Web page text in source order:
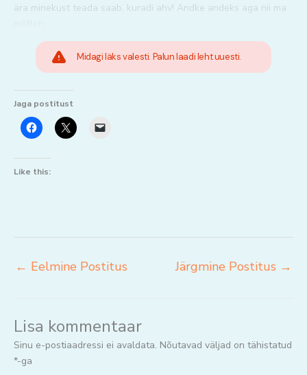
ära minekust teada saab, kuradi ahv! Andke andeks aga nii ma
Midagi läks valesti. Palun laadi leht uuesti.
Jaga postitust
Like this:
← Eelmine Postitus Järgmine Postitus →
Lisa kommentaar
Sinu e-postiaadressi ei avaldata. Nõutavad väljad on tähistatud
*-ga